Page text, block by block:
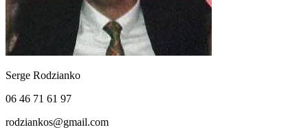
Serge Rodzianko
06 46 71 61 97
rodziankos@gmail.com